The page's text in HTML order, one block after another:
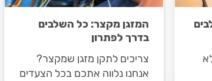
המזגן מקצר: כל השלבים
בדרך לפתרון
צריכים לתקן מזגן שמקצר?
אנחנו נלווה אתכם בכל הצעדים